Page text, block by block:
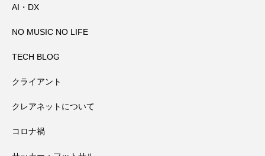
2026.08.03
2026.07.31
AI・DX
NO MUSIC NO LIFE
TECH BLOG
クライアント
クレアネットについて
コロナ禍